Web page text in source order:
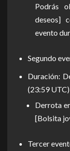
Podrás
deseos]
evento
Segundo
Duración:
(23:59 UTC)
Derrota
[Bolsita
Tercer